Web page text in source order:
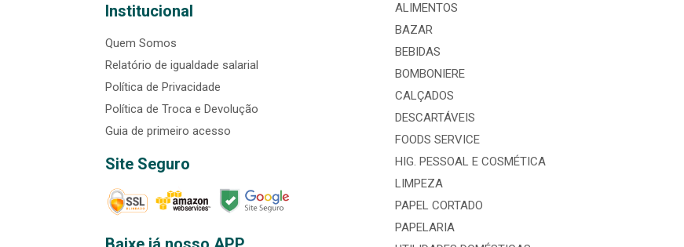
Institucional
Quem Somos
Relatório de igualdade salarial
Política de Privacidade
Política de Troca e Devolução
Guia de primeiro acesso
Site Seguro
ALIMENTOS
BAZAR
BEBIDAS
BOMBONIERE
CALÇADOS
DESCARTÁVEIS
FOODS SERVICE
HIG. PESSOAL E COSMÉTICA
LIMPEZA
PAPEL CORTADO
PAPELARIA